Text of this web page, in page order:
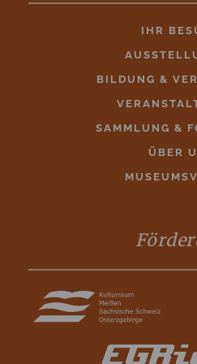
IHR
BILDUNG &
SAMMLUNG &
ÜBER